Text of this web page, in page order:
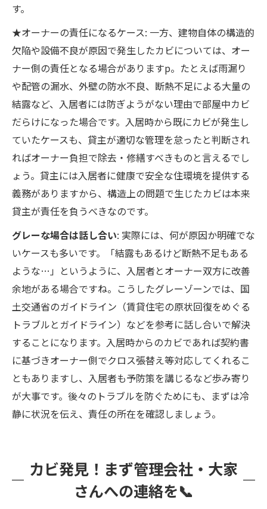
す。
★オーナーの責任になるケース: 一方、建物自体の構造的
欠陥や設備不良が原因で発生したカビについては、オー
ナー側の責任となる場合があります​p。たとえば雨漏り
や配管の漏水、外壁の防水不良、断熱不足による大量の
結露など、入居者には防ぎようがない理由で部屋中カビ
だらけになった場合です。入居時から既にカビが発生し
ていたケースも、貸主が適切な管理を怠ったと判断され
ればオーナー負担で除去・修繕すべきものと言えるでし
ょう。貸主には入居者に健康で安全な住環境を提供する
義務がありますから、構造上の問題で生じたカビは本来
貸主が責任を負うべきなのです。
グレーな場合は話し合い: 実際には、何が原因か明確でな
いケースも多いです。「結露もあるけど断熱不足もある
ような…」というように、入居者とオーナー双方に改善
余地がある場合ですね。こうしたグレーゾーンでは、国
土交通省のガイドライン（賃貸住宅の原状回復をめぐる
トラブルとガイドライン）などを参考に話し合いで解決
することになります。入居時からのカビであれば契約書
に基づきオーナー側でクロス張替え等対応してくれるこ
ともありますし、入居者も予防策を講じるなど歩み寄り
が大事です。後々のトラブルを防ぐためにも、まずは冷
静に状況を伝え、責任の所在を確認しましょう。
カビ発見！まず管理会社・大家
さんへの連絡を📞